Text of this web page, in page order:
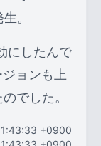
。
にしたんで
ョンも上
でした。
+0900